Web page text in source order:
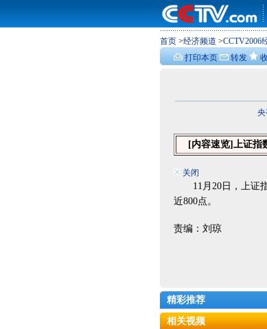
首页 >经济频道 >CCTV2006
打印本页
转发
关闭
[内容速览] 上证指
11月20日，上证指
近800点。
责编：刘琼
精彩推荐
相关视频